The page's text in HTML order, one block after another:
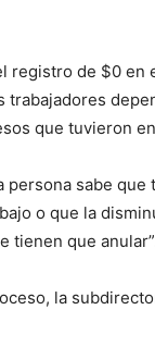
registro de $0 en
trabajadores
que tuvieron
persona sabe que
o que la
tienen que
la